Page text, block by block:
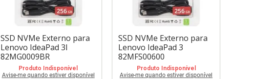
SSD NVMe Externo para
Lenovo IdeaPad 3I
82MG0009BR
Produto Indisponível
Avise-me quando estiver disponível
SSD NVMe Externo para
Lenovo IdeaPad 3
82MFS00600
Produto Indisponível
Avise-me quando estiver disponível